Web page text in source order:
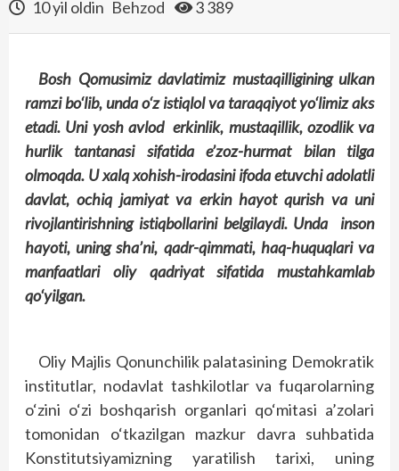
10 yil oldin Behzod 3 389
Bosh Qomusimiz davlatimiz mustaqilligining ulkan
ramzi bo‘lib, unda o‘z istiqlol va taraqqiyot yo‘limiz aks
etadi. Uni yosh avlod erkinlik, mustaqillik, ozodlik va
hurlik tantanasi sifatida e’zoz-hurmat bilan tilga
olmoqda. U xalq xohish-irodasini ifoda etuvchi adolatli
davlat, ochiq jamiyat va erkin hayot qurish va uni
rivojlantirishning istiqbollarini belgilaydi. Unda inson
hayoti, uning sha’ni, qadr-qimmati, haq-huquqlari va
manfaatlari oliy qadriyat sifatida mustahkamlab
qo‘yilgan.
Oliy Majlis Qonunchilik palatasining Demokratik
institutlar, nodavlat tashkilotlar va fuqarolarning
o‘zini o‘zi boshqarish organlari qo‘mitasi a’zolari
tomonidan o‘tkazilgan mazkur davra suhbatida
Konstitutsiyamizning yaratilish tarixi, uning